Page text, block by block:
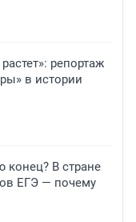
репортаж
в истории
конец? В стране
ЕГЭ — почему